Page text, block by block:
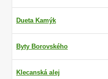
Dueta Kamýk
Byty Borovského
Klecanská alej